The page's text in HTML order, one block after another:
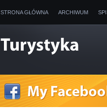
STRONA GŁÓWNA ARCHIWUM